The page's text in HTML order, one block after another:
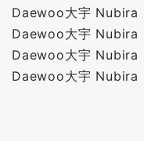
@ 63.8萬
Daewoo大宇 Nubira
Daewoo大宇 Nubira
59.8萬
Daewoo大宇 Nubira
64.8萬
Daewoo大宇 Nubira